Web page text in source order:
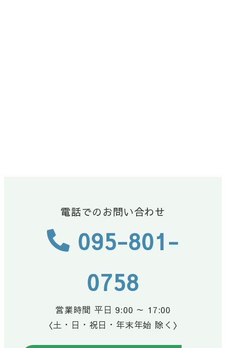
電話でのお問い合わせ
095-801-
0758
営業時間 平日 9:00 ～ 17:00
〈土・日・祝日・年末年始 除く〉